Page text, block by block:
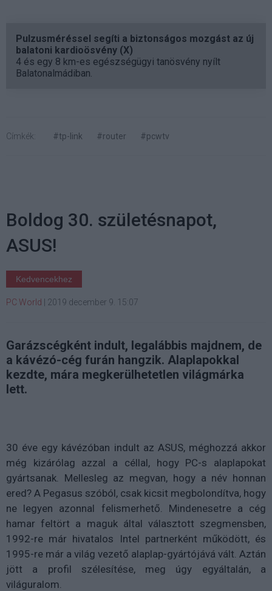
Pulzusméréssel segíti a biztonságos mozgást az új
balatoni kardioösvény (X)
4 és egy 8 km-es egészségügyi tanösvény nyílt
Balatonalmádiban.
Címkék: #tp-link #router #pcwtv
Boldog 30. születésnapot,
ASUS!
Kedvencekhez
PC World 2019 december 9. 15:07
Garázscégként indult, legalábbis majdnem, de
a kávézó-cég furán hangzik. Alaplapokkal
kezdte, mára megkerülhetetlen világmárka
lett.
30 éve egy kávézóban indult az ASUS, méghozzá akkor
még kizárólag azzal a céllal, hogy PC-s alaplapokat
gyártsanak. Mellesleg az megvan, hogy a név honnan
ered? A Pegasus szóból, csak kicsit megbolondítva, hogy
ne legyen azonnal felismerhető. Mindenesetre a cég
hamar feltört a maguk által választott szegmensben,
1992-re már hivatalos Intel partnerként működött, és
1995-re már a világ vezető alaplap-gyártójává vált. Aztán
jött a profil szélesítése, meg úgy egyáltalán, a
világuralom.